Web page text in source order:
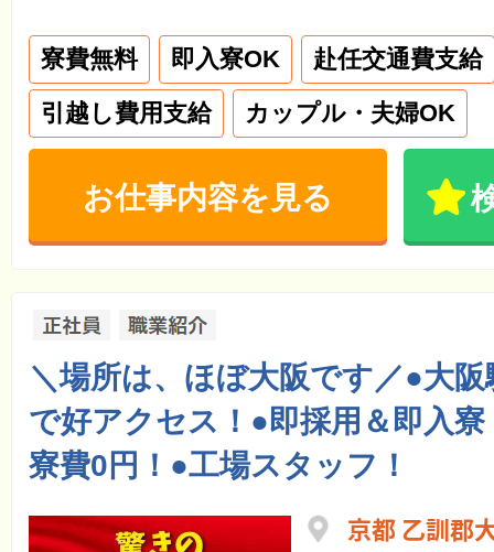
寮費無料 即入寮OK
赴任交通費支給
引越し費用支給
カップル・夫婦OK
お仕事内容を見る
＼場所は、ほぼ大阪です／●大
で好アクセス！●即採用＆即入
寮費0円！●工場スタッフ！
京都 乙訓郡